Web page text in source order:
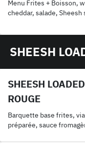
Menu Frites + Boisson,
cheddar, salade, Sheesh
SHEESH
SHEESH
ROUGE
Barquette base frites,
préparée, sauce